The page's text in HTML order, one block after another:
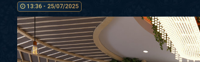
13:36 - 25/07/2025